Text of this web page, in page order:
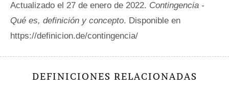
Actualizado el 27 de enero de 2022. Contingencia -
Qué es, definición y concepto. Disponible en
https://definicion.de/contingencia/
DEFINICIONES RELACIONADAS